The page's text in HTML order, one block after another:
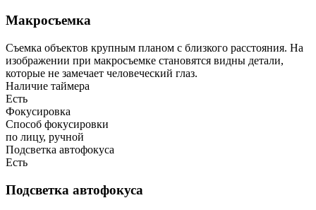
Макросъемка
Съемка объектов крупным планом с близкого расстояния. На
изображении при макросъемке становятся видны детали,
которые не замечает человеческий глаз.
Наличие таймера
Есть
Фокусировка
Способ фокусировки
по лицу, ручной
Подсветка автофокуса
Есть
Подсветка автофокуса